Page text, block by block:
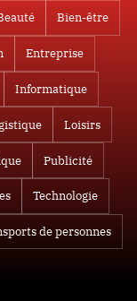
Bien-être
Entreprise
Informatique
Loisirs
Publicité
Technologie
de personnes